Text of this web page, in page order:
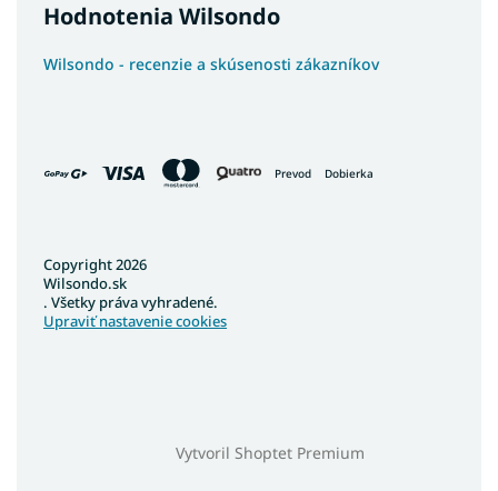
Hodnotenia Wilsondo
Wilsondo - recenzie a skúsenosti zákazníkov
Prevod Dobierka
Vytvoril Shoptet Premium
Copyright 2026
Wilsondo.sk
. Všetky práva vyhradené.
Upraviť nastavenie cookies